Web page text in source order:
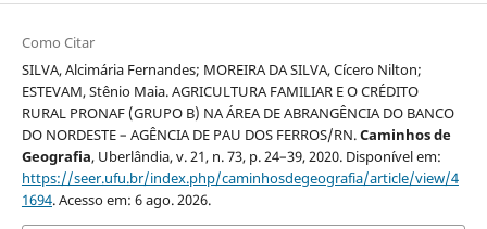
Como Citar
SILVA, Alcimária Fernandes; MOREIRA DA SILVA, Cícero Nilton;
ESTEVAM, Stênio Maia. AGRICULTURA FAMILIAR E O CRÉDITO
RURAL PRONAF (GRUPO B) NA ÁREA DE ABRANGÊNCIA DO BANCO
DO NORDESTE – AGÊNCIA DE PAU DOS FERROS/RN.Caminhos de
Geografia, Uberlândia, v. 21, n. 73, p. 24–39, 2020. Disponível em:
https://seer.ufu.br/index.php/caminhosdegeografia/article/view/4
1694. Acesso em: 6 ago. 2026.